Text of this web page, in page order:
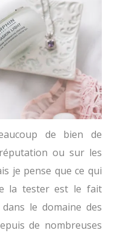
de bien de
ou sur les
je pense que ce qui
la tester est le fait
le domaine des
de nombreuses